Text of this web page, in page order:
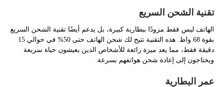
تقنية الشحن السريع
الهاتف ليس فقط مزودًا ببطارية كبيرة، بل يدعم أيضًا تقنية الشحن السريع
بقوة 68 واط. هذه التقنية تتيح لك شحن الهاتف حتى 50% في حوالي 15
دقيقة فقط، مما يعد ميزة رائعة للأشخاص الذين يعيشون حياة سريعة
ويحتاجون إلى إعادة شحن هواتفهم بسرعة.
عمر البطارية